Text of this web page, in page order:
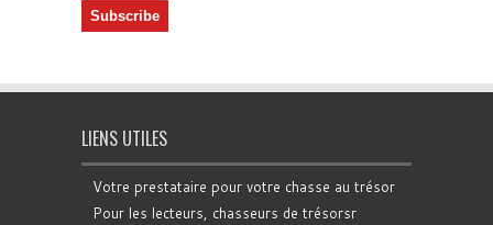
LIENS UTILES
Votre prestataire pour votre chasse au trésor
Pour les lecteurs, chasseurs de trésorsr